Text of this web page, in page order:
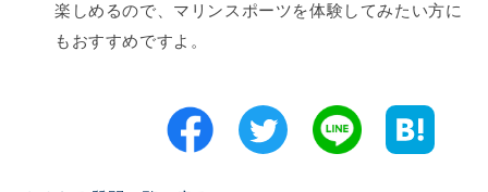
楽しめるので、マリンスポーツを体験してみたい方に
もおすすめですよ。